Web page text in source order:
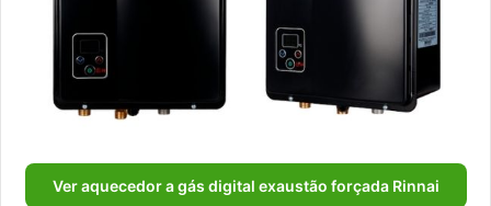
Ver aquecedor a gás digital exaustão forçada Rinnai